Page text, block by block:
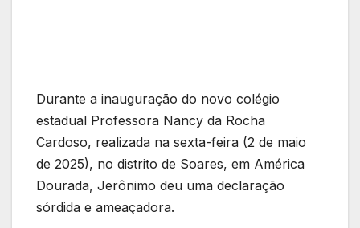
Durante a inauguração do novo colégio
estadual Professora Nancy da Rocha
Cardoso, realizada na sexta-feira (2 de maio
de 2025), no distrito de Soares, em América
Dourada, Jerônimo deu uma declaração
sórdida e ameaçadora.